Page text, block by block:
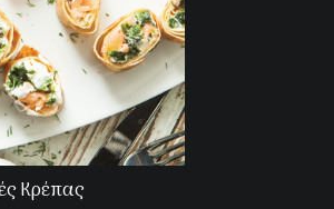
Κρέπας